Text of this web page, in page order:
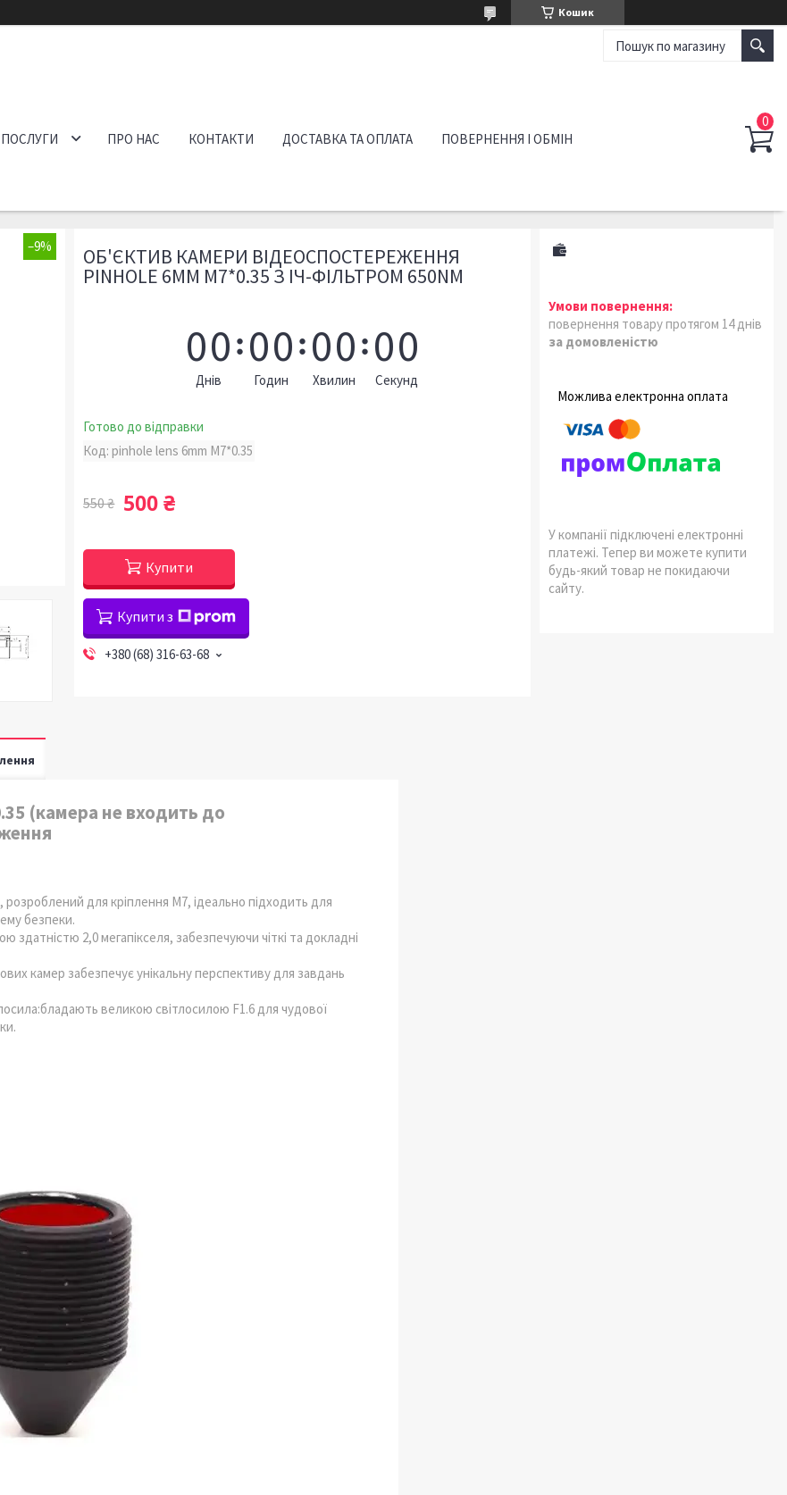
Кошик
ПРО НАС КОНТАКТИ ДОСТАВКА ТА ОПЛАТА ПОВЕРНЕННЯ І ОБМІН
–9% ОБ'ЄКТИВ КАМЕРИ ВІДЕОСПОСТЕРЕЖЕННЯ
PINHOLE 6MM M7*0.35 З ІЧ-ФІЛЬТРОМ 650NM
00
Днів
00
Годин
00
Хвилин
00
Секунд
Готово до відправки
Код:pinhole lens 6mm M7*0.35
550 ₴ 500 ₴
Купити
Купити з
+380 (68) 316-63-68
повернення товару протягом 14 днів
за домовленістю
У компанії підключені електронні
платежі. Тепер ви можете купити
будь-який товар не покидаючи
сайту.
(камера не входить до
для кріплення M7, ідеально підходить для
безпеки.
здатністю 2,0 мегапікселя, забезпечуючи чіткі та докладні
камер забезпечує унікальну перспективу для завдань
великою світлосилою F1.6 для чудової